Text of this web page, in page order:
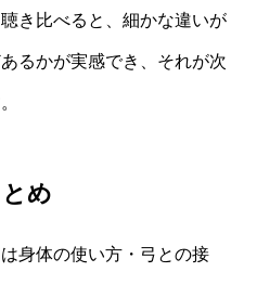
き比べると、細かな違いが
るかが実感でき、それが次
め
身体の使い方・弓との接